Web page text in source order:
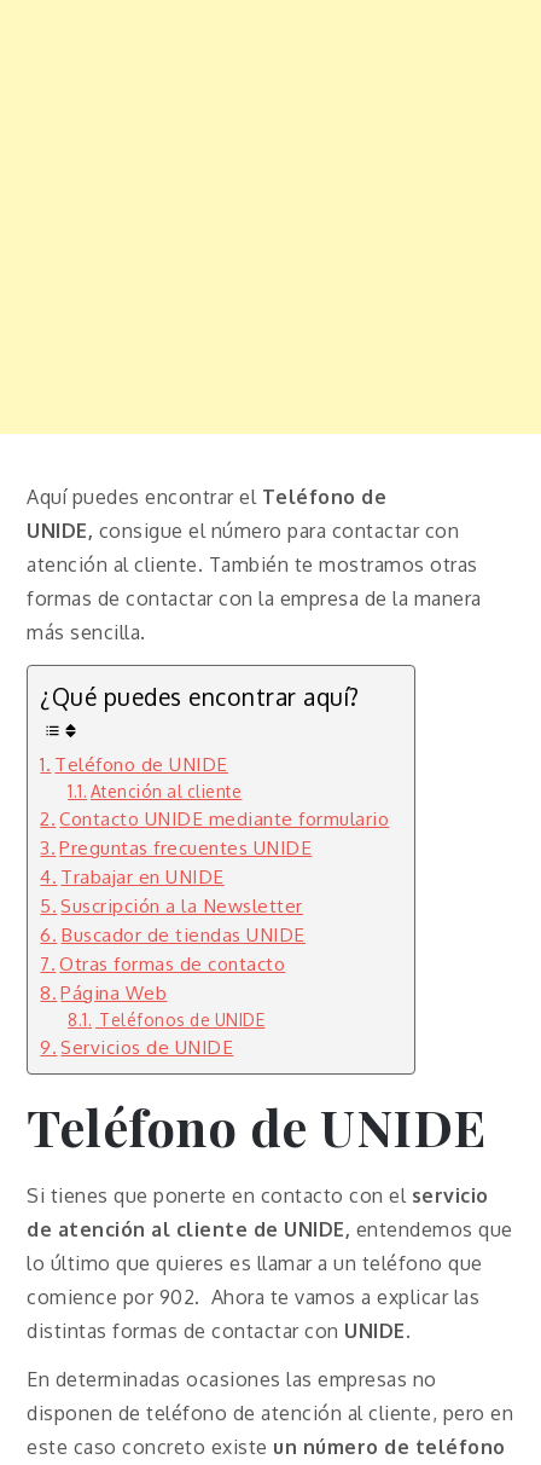
Aquí puedes encontrar el Teléfono de
UNIDE, consigue el número para contactar con
atención al cliente. También te mostramos otras
formas de contactar con la empresa de la manera
más sencilla.
¿Qué puedes encontrar aquí?
Teléfono de UNIDE
Atención al cliente
Contacto UNIDE mediante formulario
Preguntas frecuentes UNIDE
Trabajar en UNIDE
Suscripción a la Newsletter
Buscador de tiendas UNIDE
Otras formas de contacto
Página Web
Teléfonos de UNIDE
Servicios de UNIDE
Teléfono deUNIDE
Si tienes que ponerte en contacto con el servicio
de atención al cliente de UNIDE, entendemos que
lo último que quieres es llamar a un teléfono que
comience por 902. Ahora te vamos a explicar las
distintas formas de contactar con UNIDE.
En determinadas ocasiones las empresas no
disponen de teléfono de atención al cliente, pero en
este caso concreto existe un número de teléfono